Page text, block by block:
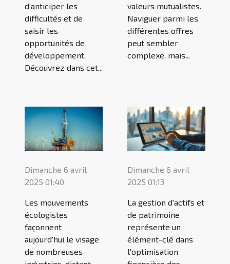
d’anticiper les
difficultés et de
saisir les
opportunités de
développement.
Découvrez dans cet...
valeurs mutualistes.
Naviguer parmi les
différentes offres
peut sembler
complexe, mais...
Dimanche 6 avril
2025 01:40
Les mouvements
écologistes
façonnent
aujourd'hui le visage
de nombreuses
Dimanche 6 avril
2025 01:13
La gestion d'actifs et
de patrimoine
représente un
élément-clé dans
l'optimisation